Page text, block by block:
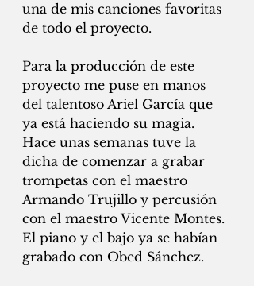
una de mis canciones favoritas
de todo el proyecto.
Para la producción de este
proyecto me puse en manos
del talentoso Ariel García que
ya está haciendo su magia.
Hace unas semanas tuve la
dicha de comenzar a grabar
trompetas con el maestro
Armando Trujillo y percusión
con el maestro Vicente Montes.
El piano y el bajo ya se habían
grabado con Obed Sánchez.